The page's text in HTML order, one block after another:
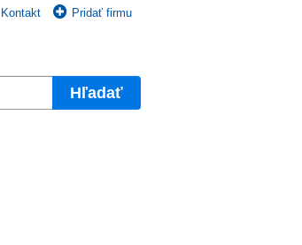
Kontakt Pridať firmu
Hľadať